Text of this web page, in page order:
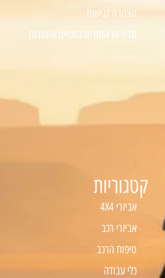
הצהרת נגישות
מדיניות החזרים כספיים והחזרות
קטגוריות
אביזרי 4X4
אביזרי רכב
טיפוח הרכב
כלי עבודה